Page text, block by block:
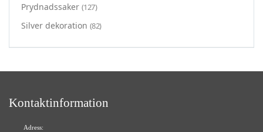
Prydnadssaker (127)
Silver dekoration (82)
Kontaktinformation
Adress: